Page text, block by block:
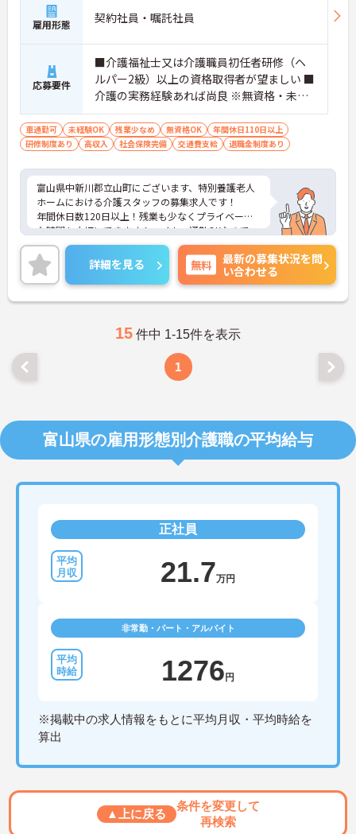
雇用形態 契約社員・嘱託社員
応募要件
■介護福祉士又は介護職員初任者研修（ヘ
ルパー2級）以上の資格取得者が望ましい ■
介護の実務経験あれば尚良 ※無資格・未経
験応相談
車通勤可 未経験OK 残業少なめ 無資格OK
年間休日110日以上
研修制度あり
高収入 社会保険完備 交通費支給 退職金制度あり
富山県中新川郡立山町にございます、特別養護老人
ホームにおける介護スタッフの募集求人です！
年間休日数120日以上！残業も少なくプライベート
な時間も大切にできます！マイカー通勤OKなので、
通勤も楽々です♪
ご興味ある方には、面接のポイントなど、さらに詳
細をお話致しますのでお気軽にご相談ください。
詳細を見る 無料
最新の募集状況を問
い合わせる
15 件中 1-15件を表示
1
富山県の雇用形態別介護職の平均給与
正社員
21.7万円
非常勤・パート・アルバイト
1276円
※掲載中の求人情報をもとに平均月収・平均時給を
算出
▲上に戻る
条件を変更して
再検索